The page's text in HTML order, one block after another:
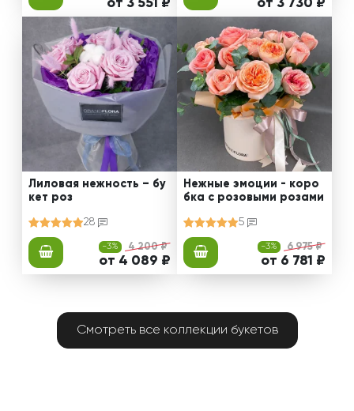
от 3 551 ₽ от 3 730 ₽
Лиловая нежность – бу
кет роз
28
-3% 4 200 ₽
от 4 089 ₽
Нежные эмоции - коро
бка с розовыми розами
5
-3% 6 975 ₽
от 6 781 ₽
Смотреть все коллекции букетов